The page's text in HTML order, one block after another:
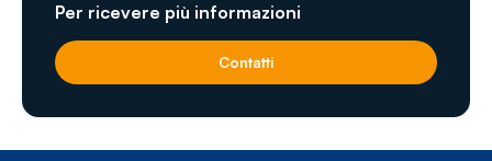
Per ricevere più informazioni
Contatti